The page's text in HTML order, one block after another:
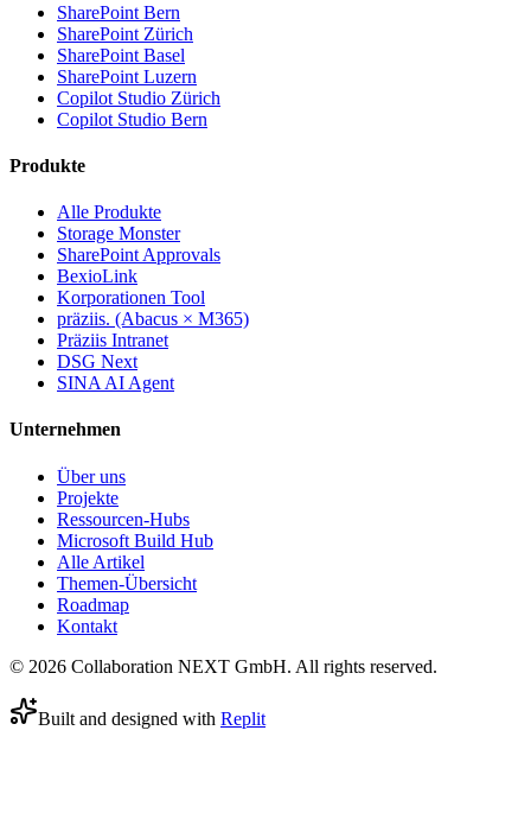
SharePoint Bern
SharePoint Zürich
SharePoint Basel
SharePoint Luzern
Copilot Studio Zürich
Copilot Studio Bern
Produkte
Alle Produkte
Storage Monster
SharePoint Approvals
BexioLink
Korporationen Tool
präziis. (Abacus × M365)
Präziis Intranet
DSG Next
SINA AI Agent
Unternehmen
Über uns
Projekte
Ressourcen-Hubs
Microsoft Build Hub
Alle Artikel
Themen-Übersicht
Roadmap
Kontakt
© 2026 Collaboration NEXT GmbH. All rights reserved.
Built and designed with Replit